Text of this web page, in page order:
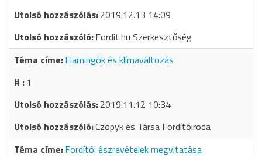
2019.12.13 14:09
Fordit.hu Szerkesztőség
Flamingók és klímaváltozás
1
2019.11.12 10:34
Czopyk és Társa Fordítóiroda
Fordítói észrevételek megvitatása